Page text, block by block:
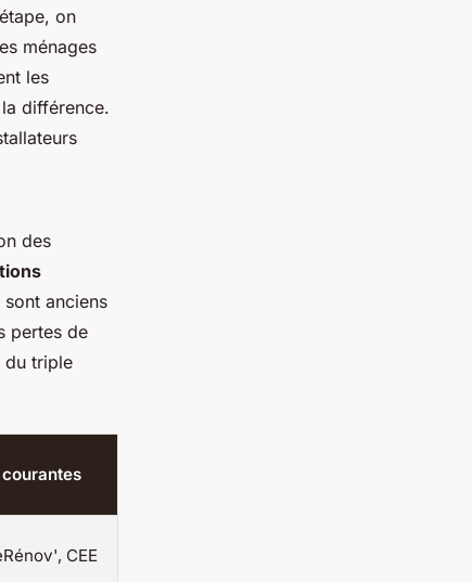
on
ménages
les
différence.
des
sont anciens
pertes de
du triple
CEE